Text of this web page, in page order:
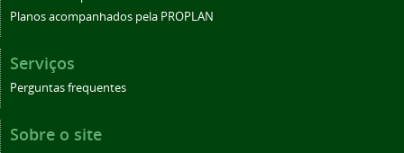
Planos acompanhados pela PROPLAN
Serviços
Perguntas frequentes
Sobre o site